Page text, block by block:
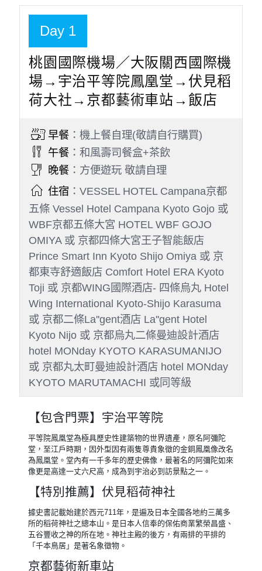
VZ567
日本關西機場
2026/09/2212:25
桃園國際機場
※如遇航空公司變動航班，本公司保有最後變動
之權力，並以說明會資料為準
Day 1
桃園國際機場／大阪關西國際機
場→宇治平等院鳳凰堂→伏見稻
荷大社→京都藝術車站→飯店
早餐：機上餐自理(敬請自行購買)
午餐 ：和風壽司餐盒+茶飲
晚餐：方便遊玩 敬請自理
住宿：VESSEL HOTEL Campana京都
五條 Vessel Hotel Campana Kyoto Gojo 或
WBF京都五條大宮 HOTEL WBF GOJO
OMIYA 或 京都四條大宮王子智能飯店
Prince Smart Inn Kyoto Shijo Omiya 或 京
都東寺舒適飯店 Comfort Hotel ERA Kyoto
Toji 或 京都WING國際酒店- 四條烏丸 Hotel
Wing International Kyoto-Shijo Karasuma
或 京都二條La''gent酒店 La''gent Hotel
Kyoto Nijo 或 京都烏丸二條曼迪設計酒店